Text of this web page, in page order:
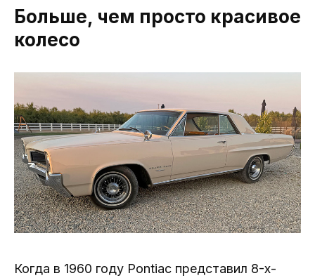
Больше, чем просто красивое
колесо
Когда в 1960 году Pontiac представил 8-х-